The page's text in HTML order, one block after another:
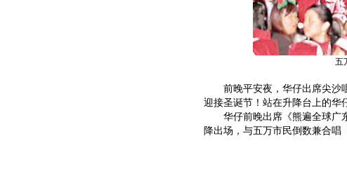
五
前晚平安夜，华仔出席尖沙咀
迎接圣诞节！站在升降台上的华
华仔前晚出席《熊遍全球广东
降出场，与五万市民倒数兼合